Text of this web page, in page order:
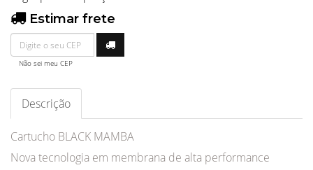
Estimar frete
Não sei meu CEP
Descrição
Cartucho BLACK MAMBA
Nova tecnologia em membrana de alta performance